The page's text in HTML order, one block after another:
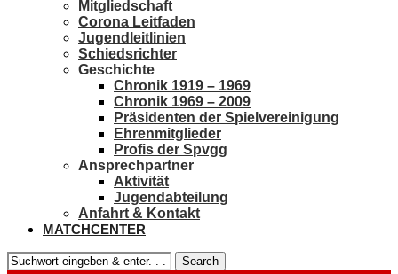
Mitgliedschaft
Corona Leitfaden
Jugendleitlinien
Schiedsrichter
Geschichte
Chronik 1919 – 1969
Chronik 1969 – 2009
Präsidenten der Spielvereinigung
Ehrenmitglieder
Profis der Spvgg
Ansprechpartner
Aktivität
Jugendabteilung
Anfahrt & Kontakt
MATCHCENTER
Search